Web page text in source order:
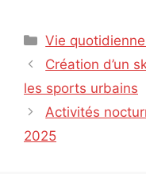
Catégories
Vie
Création d’un
les sports urbains
Activités
2025